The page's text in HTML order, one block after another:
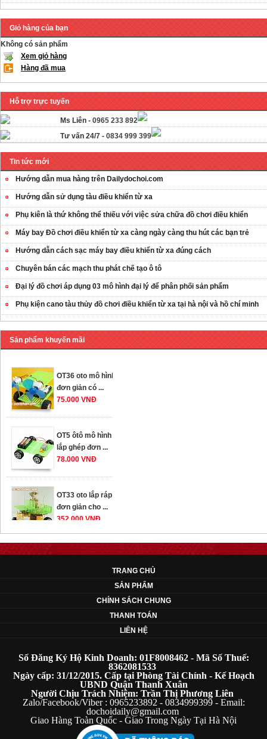
Giỏ hàng của bạn
Không có sản phẩm
Xem giỏ hàng
Hàng đã mua
Hỗ trợ trực tuyến
Ms Liên - 0965 233 892
Tư vấn 24/7 - 0834 999 399
Tin tức mới
Hướng dẫn mua hàng trên Dailydochoi.com
Hướng dẫn sử dụng tàu điều khiển từ xa
Phụ kiên là thứ không thể thiếu với việc sửa chữa đồ chơi điều khiển
Máy bay Đồ chơi điều khiển từ xa càng ngày càng thu hút các bạn trẻ
Hướng dẫn cách sạc máy bay điều khiển từ xa đúng cách
Chuyên bán các mạch thu phát chế tạo ô tô
Đại lý đồ chơi áp dụng 03 mô hình đại lý để phân phối sản phẩm
Phụ kiện cano tàu thủy đồ chơi điều khiển từ xa tại hà nội và hồ chí minh
Sản phẩm khuyến mãi
OT35 robot lắp
...
259.000 VNĐ
75.000 VNĐ
lắp ghép đơn ...
78.000 VNĐ
OT33 oto lắp ráp
đơn giản cho ...
352.000 VNĐ
259.000 VNĐ
OT5 ôtô mô hình
lắp ghép đơn ...
78.000 VNĐ
TRANG CHỦ
SẢN PHẨM
CHÍNH SÁCH CHUNG
THANH TOÁN
LIÊN HỆ
Số Đăng Ký Hộ Kinh Doanh: 01F8008462 - Mã Số Thuế:
8362081533
Ngày cấp: 31/12/2015. Cấp tại Phòng Tài Chính - Kế Hoạch
UBND Quận Thanh Xuân
Người Chịu Trách Nhiệm: Trần Thị Phương Liên
Zalo/Facebook/Viber : 0965233892 - 0834999399 - Email:
dochoidaily@gmail.com
Giao Hàng Toàn Quốc - Giao Trong Ngày Tại Hà Nội